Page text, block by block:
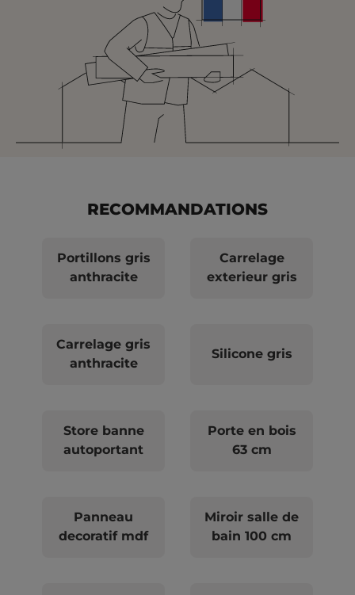
RECOMMANDATIONS
Portillons gris
anthracite
Carrelage
exterieur gris
Carrelage gris
anthracite
Silicone gris
Store banne
autoportant
Porte en bois
63 cm
Panneau
decoratif mdf
Miroir salle de
bain 100 cm